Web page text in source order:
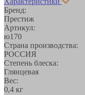
Бренд:
Престиж
Артикул:
ю170
Страна производства:
РОССИЯ
Степень блеска:
Глянцевая
Вес:
0,4 кг